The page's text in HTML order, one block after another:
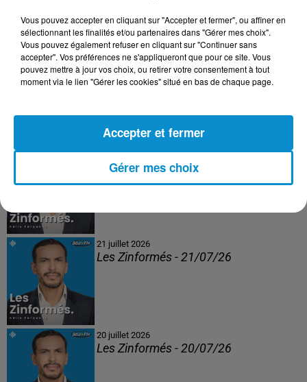
23 juillet 2026
Les Zinformés - 23/07/26
22 juillet 2026
Les Zinformés - 22/07/26
21 juillet 2026
Les Zinformés - 21/07/26
20 juillet 2026
Les Zinformés - 20/07/26
Vous pouvez accepter en cliquant sur "Accepter et fermer", ou affiner en
sélectionnant les finalités et/ou partenaires dans "Gérer mes choix".
Vous pouvez également refuser en cliquant sur "Continuer sans
accepter". Vos préférences ne s'appliqueront que pour ce site. Vous
pouvez mettre à jour vos choix, ou retirer votre consentement à tout
moment via le lien "Gérer les cookies" situé en bas de chaque page.
Gérer mes choix
Accepter et fermer